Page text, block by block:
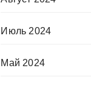
Июль 2024
Май 2024